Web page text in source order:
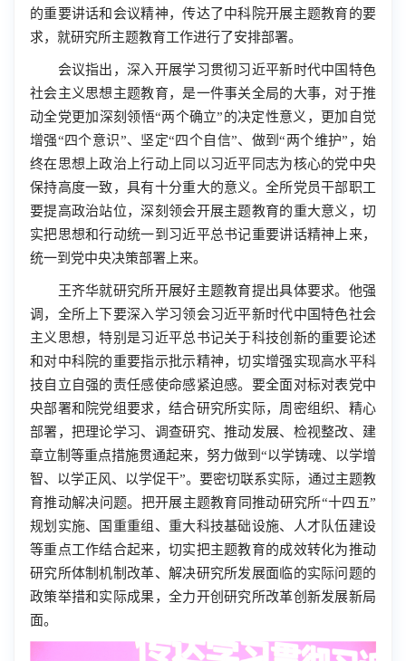
的重要讲话和会议精神，传达了中科院开展主题教育的要
求，就研究所主题教育工作进行了安排部署。
会议指出，深入开展学习贯彻习近平新时代中国特色
社会主义思想主题教育，是一件事关全局的大事，对于推
动全党更加深刻领悟“两个确立”的决定性意义，更加自觉
增强“四个意识”、坚定“四个自信”、做到“两个维护”，始
终在思想上政治上行动上同以习近平同志为核心的党中央
保持高度一致，具有十分重大的意义。全所党员干部职工
要提高政治站位，深刻领会开展主题教育的重大意义，切
实把思想和行动统一到习近平总书记重要讲话精神上来，
统一到党中央决策部署上来。
王齐华就研究所开展好主题教育提出具体要求。他强
调，全所上下要深入学习领会习近平新时代中国特色社会
主义思想，特别是习近平总书记关于科技创新的重要论述
和对中科院的重要指示批示精神，切实增强实现高水平科
技自立自强的责任感使命感紧迫感。要全面对标对表党中
央部署和院党组要求，结合研究所实际，周密组织、精心
部署，把理论学习、调查研究、推动发展、检视整改、建
章立制等重点措施贯通起来，努力做到“以学铸魂、以学增
智、以学正风、以学促干”。要密切联系实际，通过主题教
育推动解决问题。把开展主题教育同推动研究所“十四五”
规划实施、国重重组、重大科技基础设施、人才队伍建设
等重点工作结合起来，切实把主题教育的成效转化为推动
研究所体制机制改革、解决研究所发展面临的实际问题的
政策举措和实际成果，全力开创研究所改革创新发展新局
面。